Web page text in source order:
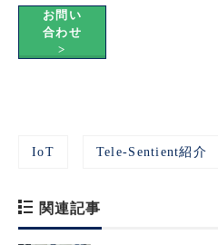
お問い
合わせ
>
IoT Tele-Sentient紹介
関連記事